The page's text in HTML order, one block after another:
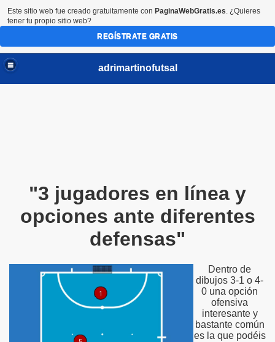
adrimartinofutsal
"3 jugadores en línea y
opciones ante diferentes
defensas"
Dentro de
dibujos 3-1 o 4-
0 una opción
ofensiva
interesante y
bastante común
es la que podéis
Este sitio web fue creado gratuitamente con PaginaWebGratis.es. ¿Quieres
tener tu propio sitio web?
REGÍSTRATE GRATIS